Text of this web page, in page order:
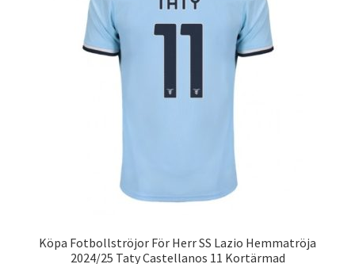
alternativen
kan
väljas
på
produktsidan
Köpa Fotbollströjor För Herr SS Lazio Hemmatröja
2024/25 Taty Castellanos 11 Kortärmad